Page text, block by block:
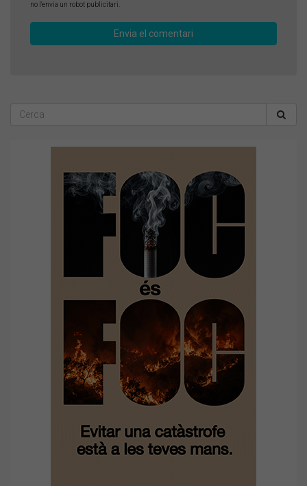
no l'envia un robot publicitari.